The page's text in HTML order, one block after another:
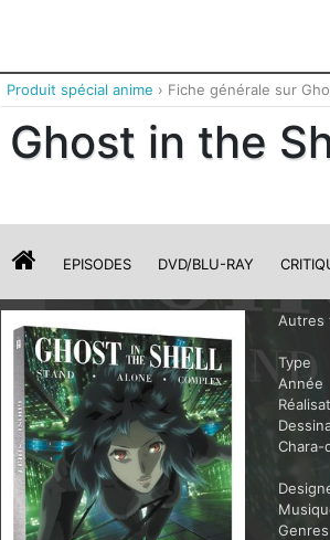
Produit spécial anime › Fiche générale sur
Ghost in the
EPISODES DVD/BLU-RAY
Autres
Type
Année
Chara-
Genres